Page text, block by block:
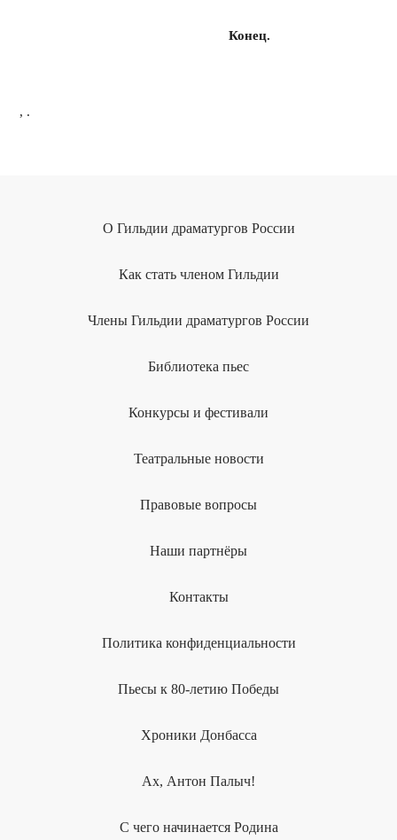
Конец.
, .
О Гильдии драматургов России
Как стать членом Гильдии
Члены Гильдии драматургов России
Библиотека пьес
Конкурсы и фестивали
Театральные новости
Правовые вопросы
Наши партнёры
Контакты
Политика конфиденциальности
Пьесы к 80-летию Победы
Хроники Донбасса
Ах, Антон Палыч!
С чего начинается Родина